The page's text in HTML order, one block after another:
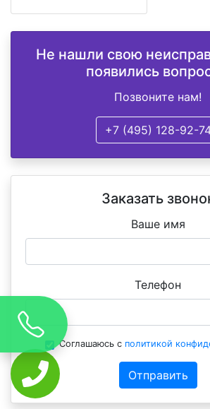
Не нашли свою
появились
Позвоните нам!
+7 (495) 128-92-
Заказать
Ваше имя
Телефон
Соглашаюсь с политикой
Отправить